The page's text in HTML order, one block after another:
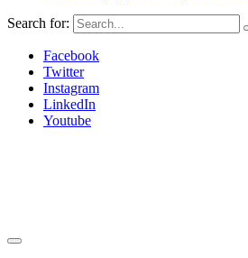
Search for:
Facebook
Twitter
Instagram
LinkedIn
Youtube